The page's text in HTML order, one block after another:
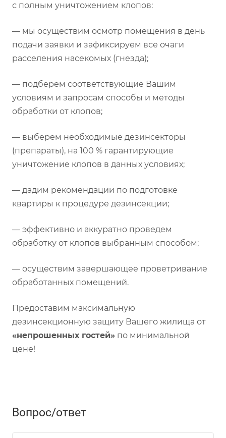
с полным уничтожением клопов:
— мы осуществим осмотр помещения в день
подачи заявки и зафиксируем все очаги
расселения насекомых (гнезда);
— подберем соответствующие Вашим
условиям и запросам способы и методы
обработки от клопов;
— выберем необходимые дезинсекторы
(препараты), на 100 % гарантирующие
уничтожение клопов в данных условиях;
— дадим рекомендации по подготовке
квартиры к процедуре дезинсекции;
— эффективно и аккуратно проведем
обработку от клопов выбранным способом;
— осуществим завершающее проветривание
обработанных помещений.
Предоставим максимальную
дезинсекционную защиту Вашего жилища от
«непрошенных гостей» по минимальной
цене!
Вопрос/ответ